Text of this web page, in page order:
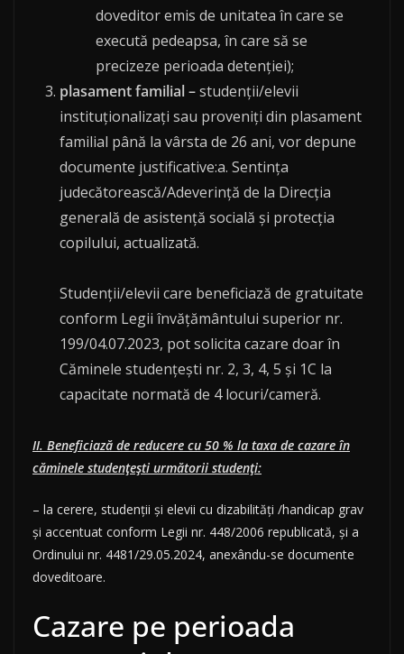
doveditor emis de unitatea în care se
execută pedeapsa, în care să se
precizeze perioada detenției);
plasament familial –studenții/elevii
instituționalizați sau proveniți din plasament
familial până la vârsta de 26 ani, vor depune
documente justificative:a. Sentința
judecătorească/Adeverință de la Direcția
generală de asistență socială și protecția
copilului, actualizată.
Studenții/elevii care beneficiază de gratuitate
conform Legii învățământului superior nr.
199/04.07.2023, pot solicita cazare doar în
Căminele studențești nr. 2, 3, 4, 5 și 1C la
capacitate normată de 4 locuri/cameră.
II. Beneficiază de reducere cu 50 % la taxa de cazare în
căminele studenţeşti următorii studenți:
– la cerere, studenţii și elevii cu dizabilități /handicap grav
şi accentuat conform Legii nr. 448/2006 republicată, și a
Ordinului nr. 4481/29.05.2024, anexându-se documente
doveditoare.
Cazare pe perioada